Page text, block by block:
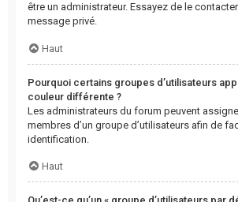
être un administrateur. Essayez de le
message privé.
Haut
Pourquoi certains groupes d’utilisateurs
couleur différente ?
Les administrateurs du forum peuvent
membres d’un groupe d’utilisateurs afin de
identification.
Haut